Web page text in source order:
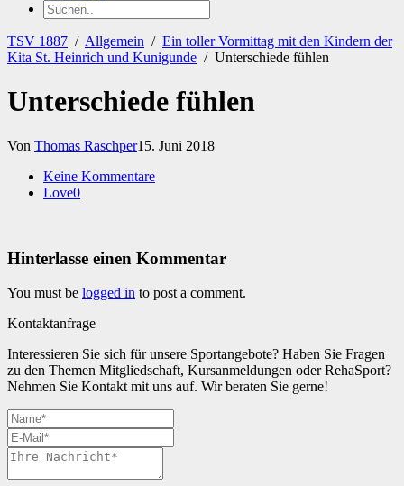
TSV 1887 / Allgemein / Ein toller Vormittag mit den Kindern der
Kita St. Heinrich und Kunigunde / Unterschiede fühlen
Unterschiede fühlen
Von Thomas Raschper15. Juni 2018
Keine Kommentare
Love0
Hinterlasse einen Kommentar
You must be logged in to post a comment.
Kontaktanfrage
Interessieren Sie sich für unsere Sportangebote? Haben Sie Fragen
zu den Themen Mitgliedschaft, Kursanmeldungen oder RehaSport?
Nehmen Sie Kontakt mit uns auf. Wir beraten Sie gerne!